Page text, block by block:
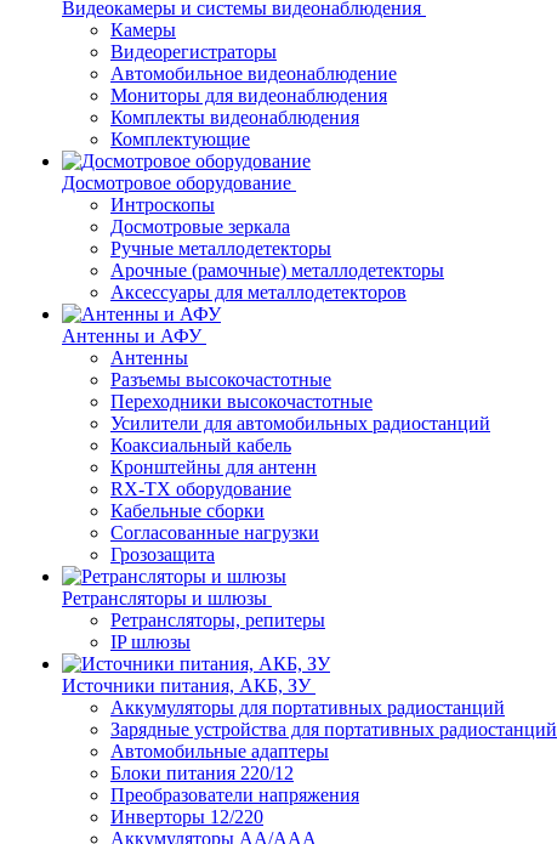
Видеокамеры и системы видеонаблюдения
Камеры
Видеорегистраторы
Автомобильное видеонаблюдение
Мониторы для видеонаблюдения
Комплекты видеонаблюдения
Комплектующие
Досмотровое оборудование
Интроскопы
Досмотровые зеркала
Ручные металлодетекторы
Арочные (рамочные) металлодетекторы
Аксессуары для металлодетекторов
Антенны и АФУ
Антенны
Разъемы высокочастотные
Переходники высокочастотные
Усилители для автомобильных радиостанций
Коаксиальный кабель
Кронштейны для антенн
RX-TX оборудование
Кабельные сборки
Согласованные нагрузки
Грозозащита
Ретрансляторы и шлюзы
Ретрансляторы, репитеры
IP шлюзы
Источники питания, АКБ, ЗУ
Аккумуляторы для портативных радиостанций
Зарядные устройства для портативных радиостанций
Автомобильные адаптеры
Блоки питания 220/12
Преобразователи напряжения
Инверторы 12/220
Аккумуляторы АА/ААА